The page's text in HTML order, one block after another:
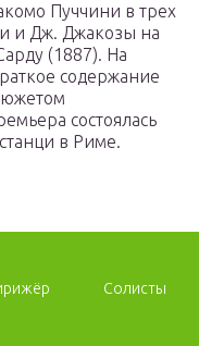
Пуччини в трех
и Дж. Джакозы на
(1887). На
содержание
состоялась
в Риме.
Солисты